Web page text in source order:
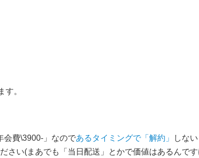
す。
会費\3900-」なのであるタイミングで「解約」
しな
い(まあでも「当日配送」とかで価値はあるんです